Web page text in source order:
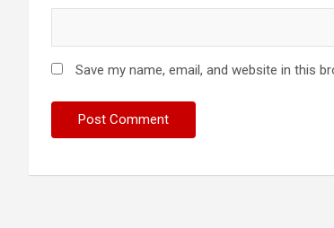
Save my name, email, and website in this